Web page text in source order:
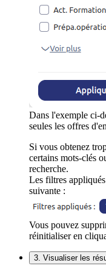
Dans l'exemple ci-
seules les offres
Si vous obtenez
certains mots-clés
recherche.
Les filtres
suivante :
Vous pouvez
réinitialiser en
3. Visualiser les